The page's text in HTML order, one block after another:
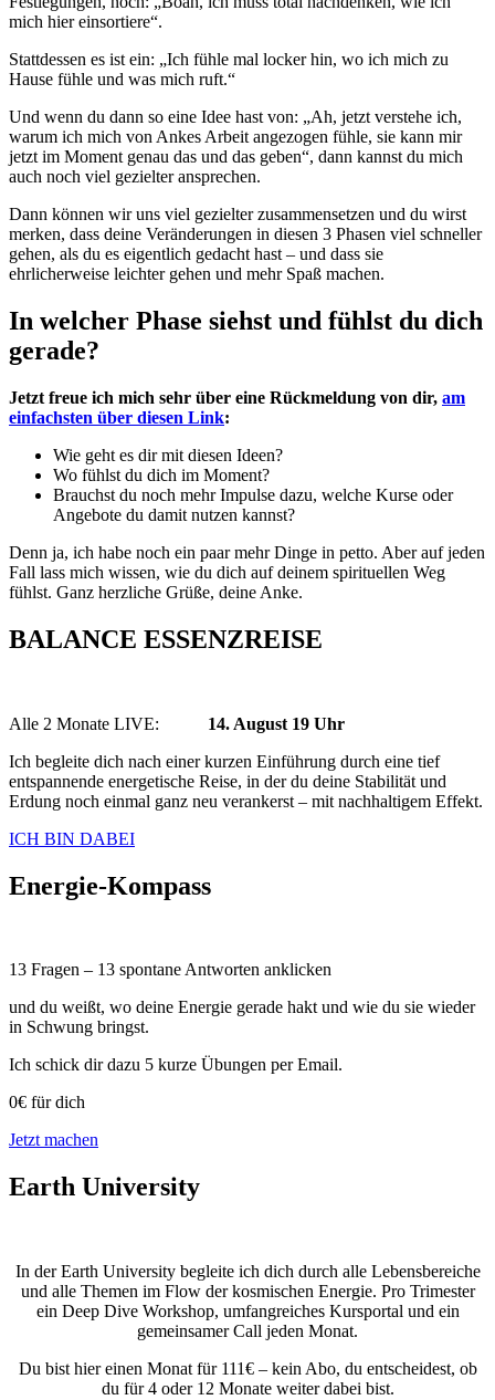
mich hier einsortiere“.
Stattdessen es ist ein: „Ich fühle mal locker hin, wo ich mich zu
Hause fühle und was mich ruft.“
Und wenn du dann so eine Idee hast von: „Ah, jetzt verstehe ich,
warum ich mich von Ankes Arbeit angezogen fühle, sie kann mir
jetzt im Moment genau das und das geben“, dann kannst du mich
auch noch viel gezielter ansprechen.
Dann können wir uns viel gezielter zusammensetzen und du wirst
merken, dass deine Veränderungen in diesen 3 Phasen viel schneller
gehen, als du es eigentlich gedacht hast – und dass sie
ehrlicherweise leichter gehen und mehr Spaß machen.
In welcher Phase siehst und fühlst du dich
gerade?
Jetzt freue ich mich sehr über eine Rückmeldung von dir, am
einfachsten über diesen Link:
Wie geht es dir mit diesen Ideen?
Wo fühlst du dich im Moment?
Brauchst du noch mehr Impulse dazu, welche Kurse oder
Angebote du damit nutzen kannst?
Denn ja, ich habe noch ein paar mehr Dinge in petto. Aber auf jeden
Fall lass mich wissen, wie du dich auf deinem spirituellen Weg
fühlst. Ganz herzliche Grüße, deine Anke.
BALANCE ESSENZREISE
Alle 2 Monate LIVE: 14. August 19 Uhr
Ich begleite dich nach einer kurzen Einführung durch eine tief
entspannende energetische Reise, in der du deine Stabilität und
Erdung noch einmal ganz neu verankerst – mit nachhaltigem Effekt.
ICH BIN DABEI
Energie-Kompass
13 Fragen – 13 spontane Antworten anklicken
und du weißt, wo deine Energie gerade hakt und wie du sie wieder
in Schwung bringst.
Ich schick dir dazu 5 kurze Übungen per Email.
0€ für dich
Jetzt machen
Earth University
In der Earth University begleite ich dich durch alle Lebensbereiche
und alle Themen im Flow der kosmischen Energie. Pro Trimester
ein Deep Dive Workshop, umfangreiches Kursportal und ein
gemeinsamer Call jeden Monat.
Du bist hier einen Monat für 111€ – kein Abo, du entscheidest, ob
du für 4 oder 12 Monate weiter dabei bist.